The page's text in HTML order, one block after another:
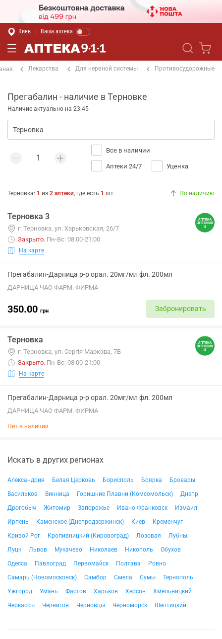
Киев Ваша аптека
Лекарства Для нервной системы Противосудорожные
Прегабалин - наличие в Терновке
Наличие актуально на 23:45
Все в наличии
Аптеки 24/7 Уценка
Терновка: 1 из 2 аптеки, где есть 1 шт. По наличию
Терновка 3
г. Терновка, ул. Харьковская, 26/7
Закрыто. Пн-Вс: 08:00-21:00
На карте
Прегабалин-Дарница р-р орал. 20мг/мл фл. 200мл
ДАРНИЦА ЧАО ФАРМ. ФИРМА
350.00 грн Забронировать
Терновка
г. Терновка, ул. Сергія Маркова, 7В
Закрыто. Пн-Вс: 08:00-21:00
На карте
Прегабалин-Дарница р-р орал. 20мг/мл фл. 200мл
ДАРНИЦА ЧАО ФАРМ. ФИРМА
Нет в наличии
Искать в других регионах
Александрия Белая Церковь Борисполь Боярка
Бровары
Васильков
Винница Горишние Плавни (Комсомольск)
Днепр
Дрогобыч
Житомир Запорожье Ивано-Франковск
Измаил
Ирпень
Каменское (Днепродзержинск) Киев
Кременчуг
Кривой Рог
Кропивницкий (Кировоград) Лозовая
Лубны
Луцк
Львов Мукачево Николаев Никополь
Обухов
Одесса
Павлоград Первомайск Полтава
Ровно
Самарь (Новомосковск)
Самбор Смела Сумы
Тернополь
Ужгород
Умань Фастов Харьков Херсон
Хмельницкий
Черкассы
Чернигов Черновцы Черноморск Шептицкий